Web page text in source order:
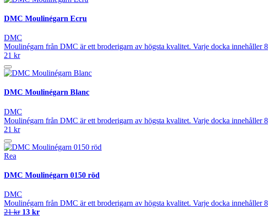
DMC Moulinégarn Ecru
DMC
Moulinégarn från DMC är ett broderigarn av högsta kvalitet. Varje docka innehåller
21 kr
DMC Moulinégarn Blanc
DMC
Moulinégarn från DMC är ett broderigarn av högsta kvalitet. Varje docka innehåller
21 kr
Rea
DMC Moulinégarn 0150 röd
DMC
Moulinégarn från DMC är ett broderigarn av högsta kvalitet. Varje docka innehåller
21 kr 13 kr